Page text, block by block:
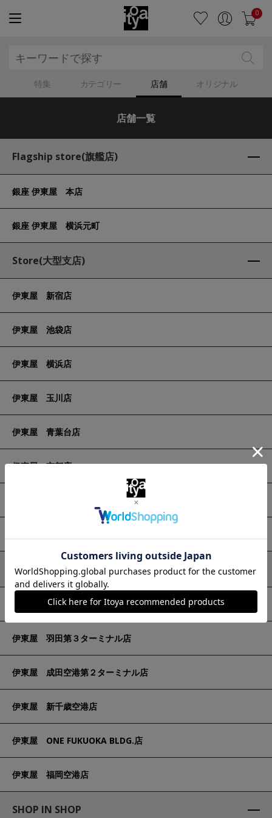
0
特集 カテゴリー 店舗 オリジナル
店舗一覧
Flagship store(旗艦店)
銀座 伊東屋 本店
銀座 伊東屋 横浜元町
Store(大型支店)
伊東屋 新宿店
伊東屋 池袋店
伊東屋 横浜店
伊東屋 玉川店
伊東屋 青葉台店
伊東屋 京都店
Boutique(小型支店)
伊東屋 東京ミッドタウン店
伊東屋 羽田第３ターミナル店
伊東屋 成田空港第２ターミナル店
伊東屋 新千歳空港店
伊東屋 ONE FUKUOKA BLDG.店
伊東屋 福岡空港店
SHOP IN SHOP